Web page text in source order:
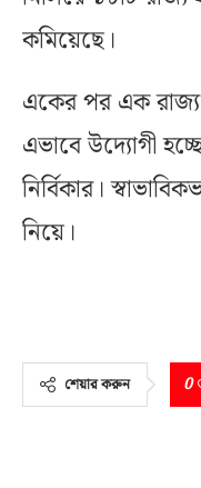
কমিয়েছে।
একের পর এক রাজ্য
এভাবে উদ্যোগী
নির্বিকার।
নিয়ে।
শেয়ার করুন 0